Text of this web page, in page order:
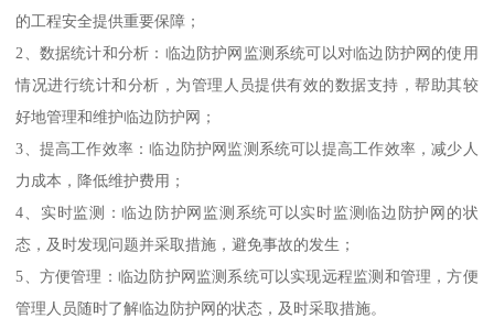
的工程安全提供重要保障；
2、数据统计和分析：临边防护网监测系统可以对临边防护网的使用
情况进行统计和分析，为管理人员提供有效的数据支持，帮助其较
好地管理和维护临边防护网；
3、提高工作效率：临边防护网监测系统可以提高工作效率，减少人
力成本，降低维护费用；
4、实时监测：临边防护网监测系统可以实时监测临边防护网的状
态，及时发现问题并采取措施，避免事故的发生；
5、方便管理：临边防护网监测系统可以实现远程监测和管理，方便
管理人员随时了解临边防护网的状态，及时采取措施。